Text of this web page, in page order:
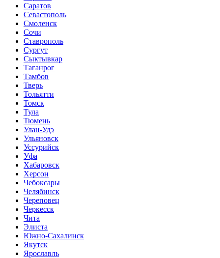
Саратов
Севастополь
Смоленск
Сочи
Ставрополь
Сургут
Сыктывкар
Таганрог
Тамбов
Тверь
Тольятти
Томск
Тула
Тюмень
Улан-Удэ
Ульяновск
Уссурийск
Уфа
Хабаровск
Херсон
Чебоксары
Челябинск
Череповец
Черкесск
Чита
Элиста
Южно-Сахалинск
Якутск
Ярославль